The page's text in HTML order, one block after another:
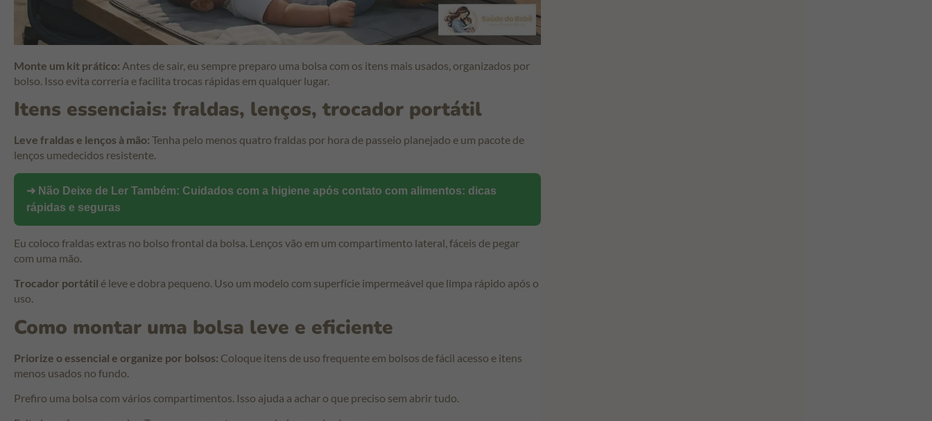
Monte um kit prático: Antes de sair, eu sempre preparo uma bolsa com os itens mais usados, organizados por
bolso. Isso evita correria e facilita trocas rápidas em qualquer lugar.
Itens essenciais: fraldas, lenços, trocador portátil
Leve fraldas e lenços à mão: Tenha pelo menos quatro fraldas por hora de passeio planejado e um pacote de
lenços umedecidos resistente.
➜ Não Deixe de Ler Também: Cuidados com a higiene após contato com alimentos: dicas
rápidas e seguras
Eu coloco fraldas extras no bolso frontal da bolsa. Lenços vão em um compartimento lateral, fáceis de pegar
com uma mão.
Trocador portátil é leve e dobra pequeno. Uso um modelo com superfície impermeável que limpa rápido após o
uso.
Como montar uma bolsa leve e eficiente
Priorize o essencial e organize por bolsos: Coloque itens de uso frequente em bolsos de fácil acesso e itens
menos usados no fundo.
Prefiro uma bolsa com vários compartimentos. Isso ajuda a achar o que preciso sem abrir tudo.